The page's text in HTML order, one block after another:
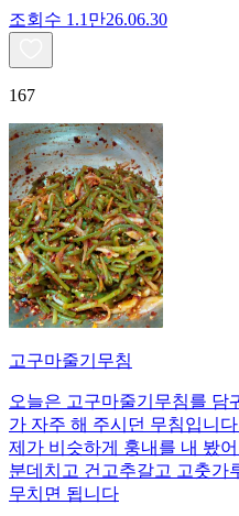
조회수 1.1만26.06.30
167
고구마줄기무침
오늘은 고구마줄기무침를 담
가 자주 해 주시던 무침입니
제가 비슷하게 훙내를 내 봤
분데치고 건고추갈고 고춧가
무치면 됩니다